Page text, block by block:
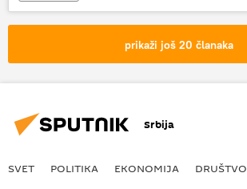
prikaži još 20 članaka
Srbija
SVET POLITIKA EKONOMIJA DRUŠTVO